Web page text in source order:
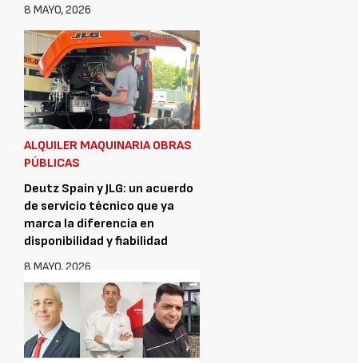
8 MAYO, 2026
ALQUILER MAQUINARIA OBRAS
PÚBLICAS
Deutz Spain y JLG: un acuerdo
de servicio técnico que ya
marca la diferencia en
disponibilidad y fiabilidad
8 MAYO, 2026